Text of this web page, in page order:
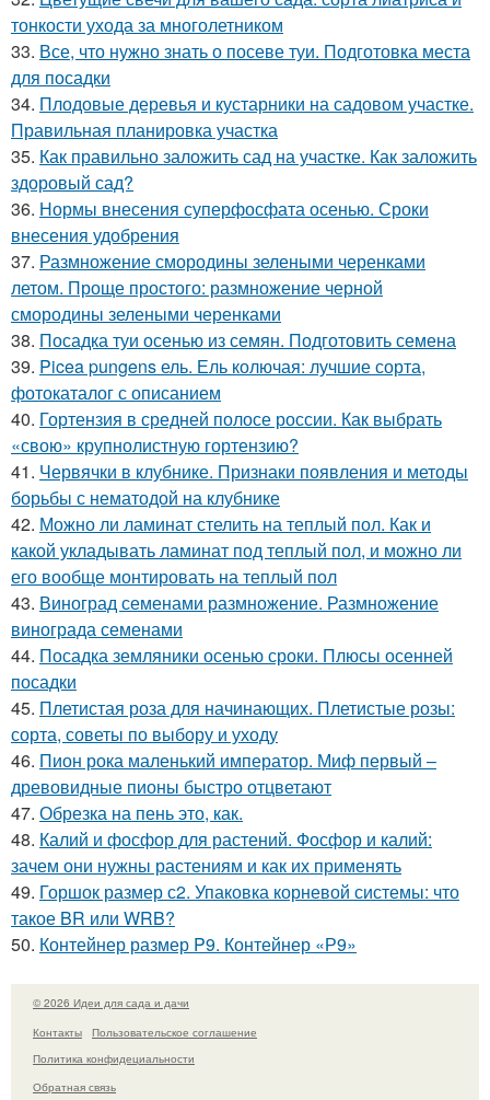
тонкости ухода за многолетником
33. Все, что нужно знать о посеве туи. Подготовка места
для посадки
34. Плодовые деревья и кустарники на садовом участке.
Правильная планировка участка
35. Как правильно заложить сад на участке. Как заложить
здоровый сад?
36. Нормы внесения суперфосфата осенью. Сроки
внесения удобрения
37. Размножение смородины зелеными черенками
летом. Проще простого: размножение черной
смородины зелеными черенками
38. Посадка туи осенью из семян. Подготовить семена
39. Picea pungens ель. Ель колючая: лучшие сорта,
фотокаталог с описанием
40. Гортензия в средней полосе россии. Как выбрать
«свою» крупнолистную гортензию?
41. Червячки в клубнике. Признаки появления и методы
борьбы с нематодой на клубнике
42. Можно ли ламинат стелить на теплый пол. Как и
какой укладывать ламинат под теплый пол, и можно ли
его вообще монтировать на теплый пол
43. Виноград семенами размножение. Размножение
винограда семенами
44. Посадка земляники осенью сроки. Плюсы осенней
посадки
45. Плетистая роза для начинающих. Плетистые розы:
сорта, советы по выбору и уходу
46. Пион рока маленький император. Миф первый –
древовидные пионы быстро отцветают
47. Обрезка на пень это, как.
48. Калий и фосфор для растений. Фосфор и калий:
зачем они нужны растениям и как их применять
49. Горшок размер с2. Упаковка корневой системы: что
такое BR или WRB?
50. Контейнер размер P9. Контейнер «Р9»
© 2026 Идеи для сада и дачи
Контакты
Пользовательское соглашение
Политика конфидециальности
Обратная связь